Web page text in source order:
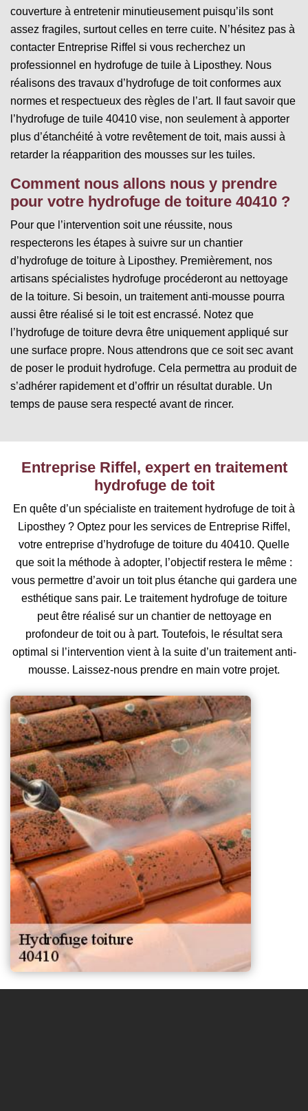
couverture à entretenir minutieusement puisqu’ils sont
assez fragiles, surtout celles en terre cuite. N’hésitez pas à
contacter Entreprise Riffel si vous recherchez un
professionnel en hydrofuge de tuile à Liposthey. Nous
réalisons des travaux d’hydrofuge de toit conformes aux
normes et respectueux des règles de l’art. Il faut savoir que
l’hydrofuge de tuile 40410 vise, non seulement à apporter
plus d’étanchéité à votre revêtement de toit, mais aussi à
retarder la réapparition des mousses sur les tuiles.
Comment nous allons nous y prendre
pour votre hydrofuge de toiture 40410 ?
Pour que l’intervention soit une réussite, nous
respecterons les étapes à suivre sur un chantier
d’hydrofuge de toiture à Liposthey. Premièrement, nos
artisans spécialistes hydrofuge procéderont au nettoyage
de la toiture. Si besoin, un traitement anti-mousse pourra
aussi être réalisé si le toit est encrassé. Notez que
l’hydrofuge de toiture devra être uniquement appliqué sur
une surface propre. Nous attendrons que ce soit sec avant
de poser le produit hydrofuge. Cela permettra au produit de
s’adhérer rapidement et d’offrir un résultat durable. Un
temps de pause sera respecté avant de rincer.
Entreprise Riffel, expert en traitement
hydrofuge de toit
En quête d’un spécialiste en traitement hydrofuge de toit à
Liposthey ? Optez pour les services de Entreprise Riffel,
votre entreprise d’hydrofuge de toiture du 40410. Quelle
que soit la méthode à adopter, l’objectif restera le même :
vous permettre d’avoir un toit plus étanche qui gardera une
esthétique sans pair. Le traitement hydrofuge de toiture
peut être réalisé sur un chantier de nettoyage en
profondeur de toit ou à part. Toutefois, le résultat sera
optimal si l’intervention vient à la suite d’un traitement anti-
mousse. Laissez-nous prendre en main votre projet.